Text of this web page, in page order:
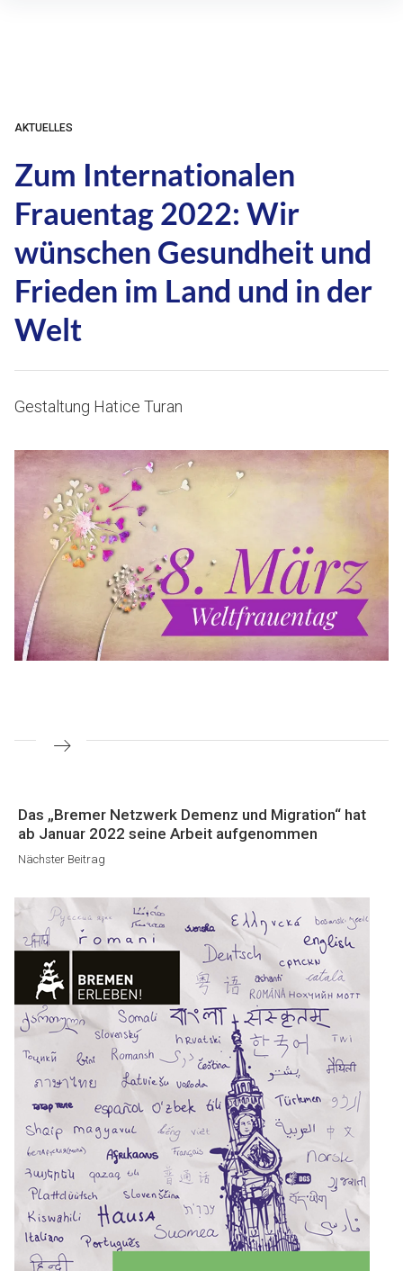
AKTUELLES
Zum Internationalen
Frauentag 2022: Wir
wünschen Gesundheit und
Frieden im Land und in der
Welt
Gestaltung Hatice Turan
Beitragsnavigation
Nächster
Beitrag
Das „Bremer Netzwerk Demenz und Migration“ hat
ab Januar 2022 seine Arbeit aufgenommen
Nächster Beitrag